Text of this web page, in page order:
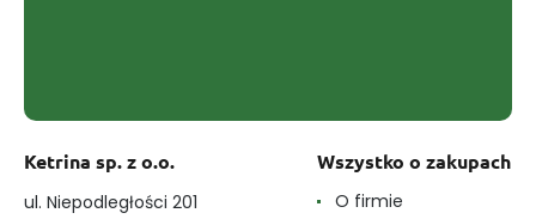
Ketrina sp. z o.o.
ul. Niepodległości 201
Wszystko o zakupach
O firmie